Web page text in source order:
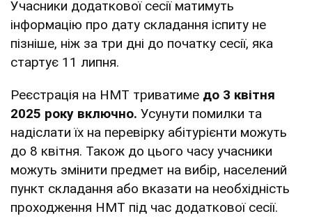
Учасники додаткової сесії матимуть
інформацію про дату складання іспиту не
пізніше, ніж за три дні до початку сесії, яка
стартує 11 липня.
Реєстрація на НМТ триватиме до 3 квітня
2025 року включно. Усунути помилки та
надіслати їх на перевірку абітурієнти можуть
до 8 квітня. Також до цього часу учасники
можуть змінити предмет на вибір, населений
пункт складання або вказати на необхідність
проходження НМТ під час додаткової сесії.